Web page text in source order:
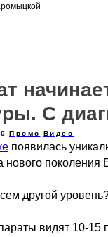
С
Промо Видео
появилась
нового поколения
другой
видят 10-15